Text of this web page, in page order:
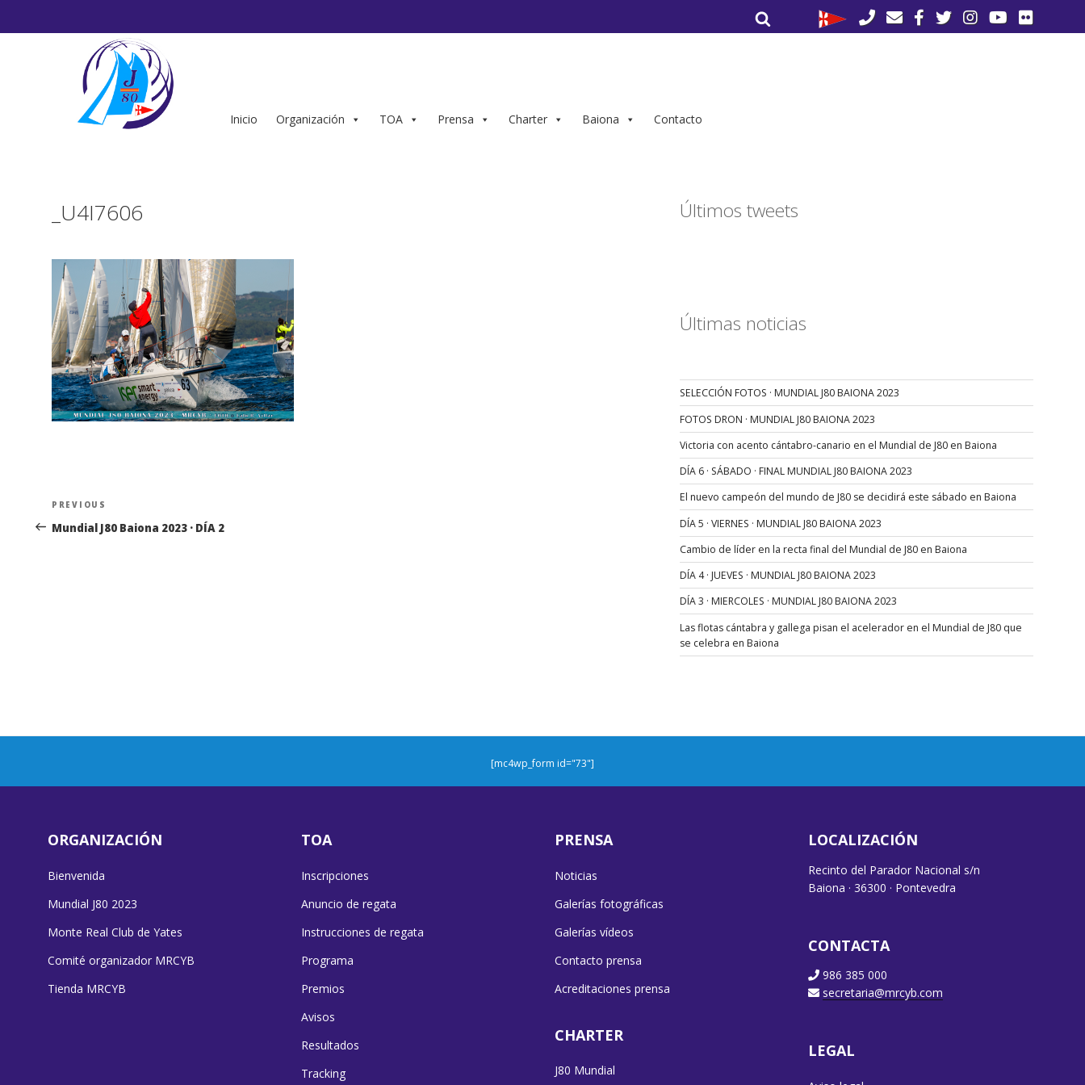
por:
Inicio Organización TOA Prensa Charter Baiona Contacto
_U4I7606
Navegación
de
Previous
Post
PREVIOUS
Mundial J80 Baiona 2023 · DÍA 2
Últimos tweets
Últimas noticias
SELECCIÓN FOTOS · MUNDIAL J80 BAIONA 2023
FOTOS DRON · MUNDIAL J80 BAIONA 2023
Victoria con acento cántabro-canario en el Mundial de J80 en Baiona
DÍA 6 · SÁBADO · FINAL MUNDIAL J80 BAIONA 2023
El nuevo campeón del mundo de J80 se decidirá este sábado en Baiona
DÍA 5 · VIERNES · MUNDIAL J80 BAIONA 2023
Cambio de líder en la recta final del Mundial de J80 en Baiona
DÍA 4 · JUEVES · MUNDIAL J80 BAIONA 2023
DÍA 3 · MIERCOLES · MUNDIAL J80 BAIONA 2023
Las flotas cántabra y gallega pisan el acelerador en el Mundial de J80 que
se celebra en Baiona
[mc4wp_form id="73"]
ORGANIZACIÓN
Bienvenida
Mundial J80 2023
Monte Real Club de Yates
Comité organizador MRCYB
Tienda MRCYB
TOA
Inscripciones
Anuncio de regata
Instrucciones de regata
Programa
Premios
Avisos
Resultados
Tracking
PRENSA
Noticias
Galerías fotográficas
Galerías vídeos
Contacto prensa
Acreditaciones prensa
CHARTER
J80 Mundial
LOCALIZACIÓN
Recinto del Parador Nacional s/n
Baiona · 36300 · Pontevedra
CONTACTA
986 385 000
secretaria@mrcyb.com
LEGAL